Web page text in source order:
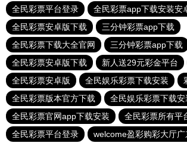
全民彩票平台登录
全民彩票app下载安装安
全民彩票安卓版下载
三分钟彩票app下载
全民彩票下载大全官网
三分钟彩票app下载
全民彩票安卓版下载
新人送29元彩金平台
全民彩票安卓版
全民娱乐彩票下载安装
全民彩票版本官方下载
全民娱乐彩票下载安
全民彩票官网app下载安装
全民彩票所有平
全民彩票平台登录
welcome盈彩购彩大厅广